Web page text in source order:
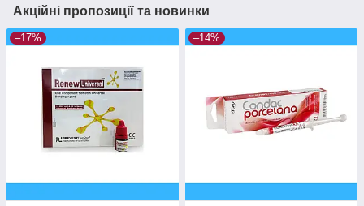
Акційні пропозиції та новинки
–17% –14%